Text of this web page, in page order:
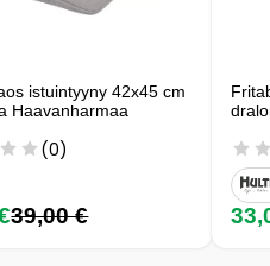
istuintyyny 42x45 cm
Haavanharmaa
(0)
39,00 €